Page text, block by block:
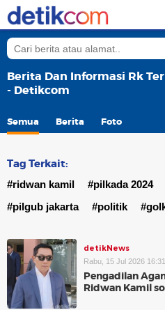
Berita Dan Informasi Rk
- Detikcom
Semua Berita Foto
Tag Terkait:
#ridwan kamil #pilkada 2024
#pilgub jakarta
#politik
detikNews
Rabu, 15 Jul 2026
Pengadilan
Ridwan Kamil